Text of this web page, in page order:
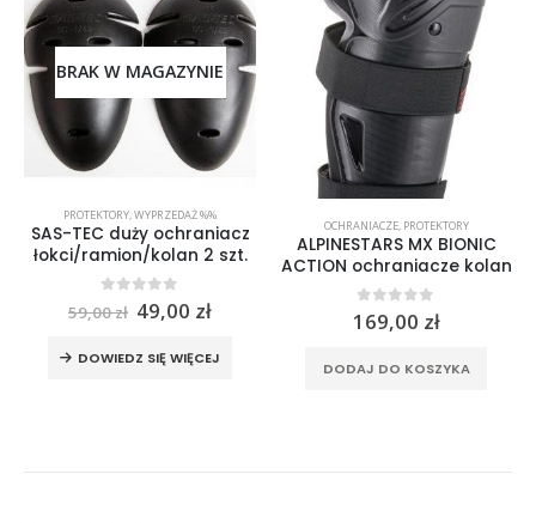
BRAK W MAGAZYNIE
PROTEKTORY,WYPRZEDAŻ %%
SAS-TEC duży ochraniacz
łokci/ramion/kolan 2 szt.
out of 5
59,00zł Pierwotna
cena
wynosiła:
59,00 zł.
49,00 złAktualna
wynosi:
49,00 zł.
DOWIEDZ SIĘ WIĘCEJ
OCHRANIACZE, PROTEKTORY
ALPINESTARS MX BIONIC
ACTION ochraniacze kolan
0out of 5
169,00 zł
DODAJ DO KOSZYKA